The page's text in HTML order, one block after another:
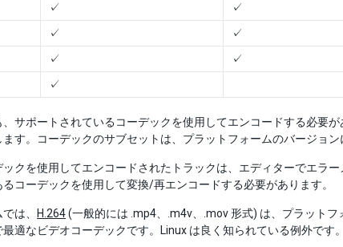
✓ ✓
✓ ✓
✓ ✓
✓
サポートされているコーデックを使用してエンコードする必要
す。コーデックのサブセットは、プラットフォームのバージョン
クを使用してエンコードされたトラックは、エディターでエラ
コーデックを使用して変換/再エンコードする必要があります。
は、 H.264(一般的には .mp4、.m4v、.mov 形式) は、プラット
適なビデオコーデックです。Linux は良く知られている例外です。